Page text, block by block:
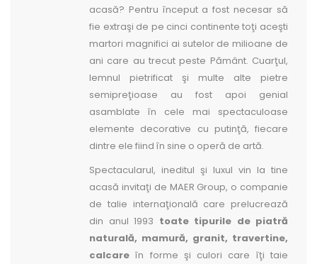
acasă? Pentru început a fost necesar să
fie extraşi de pe cinci continente toţi aceşti
martori magnifici ai sutelor de milioane de
ani care au trecut peste Pământ. Cuarţul,
lemnul pietrificat şi multe alte pietre
semipreţioase au fost apoi genial
asamblate în cele mai spectaculoase
elemente decorative cu putinţă, fiecare
dintre ele fiind în sine o operă de artă.
Spectacularul, ineditul şi luxul vin la tine
acasă invitaţi de MAER Group, o companie
de talie internaţională care prelucrează
din anul 1993 toate tipurile de piatră
naturală, mamură, granit, travertine,
calcare în forme şi culori care îţi taie